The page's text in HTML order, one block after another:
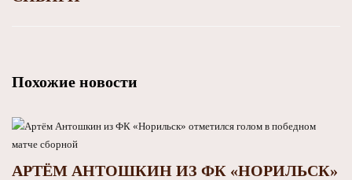
Похожие новости
АРТЁМ АНТОШКИН ИЗ ФК «НОРИЛЬСК»